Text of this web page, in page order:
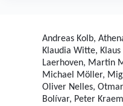
Andreas Kolb,
Klaudia Witte,
Laerhoven, Martin
Michael Möller,
Oliver Nelles,
Bolívar, Peter